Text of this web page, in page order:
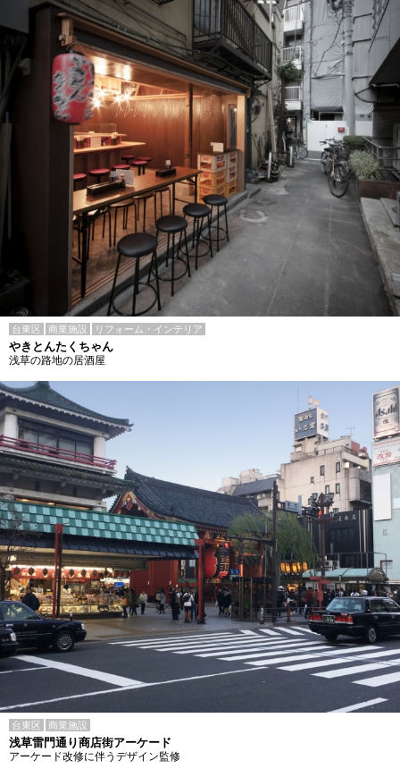
台東区 商業施設 リフォーム・インテリア
やきとんたくちゃん
浅草の路地の居酒屋
台東区 商業施設
浅草雷門通り商店街アーケード
アーケード改修に伴うデザイン監修